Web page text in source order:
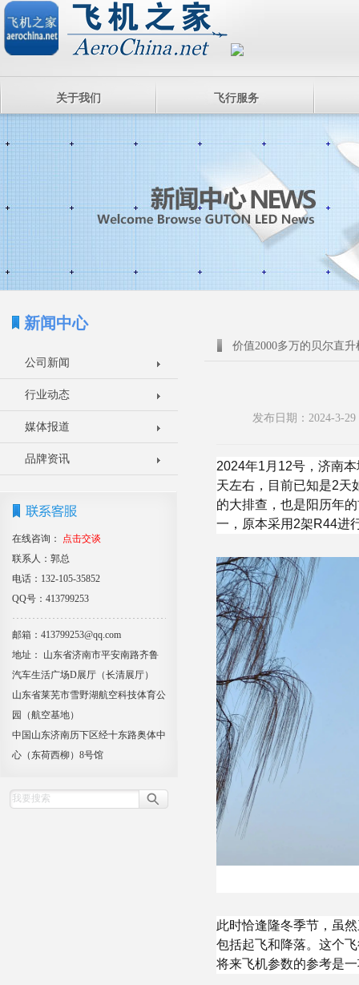
关于我们 飞行服务
新闻中心
公司新闻
行业动态
媒体报道
品牌资讯
在线咨询：
点击交谈
联系人：郭总
电话：132-105-35852
QQ号：413799253
邮箱：413799253@qq.com
地址： 山东省济南市平安南路齐鲁
汽车生活广场D展厅（长清展厅）
山东省莱芜市雪野湖航空科技体育公
园（航空基地）
中国山东济南历下区经十东路奥体中
心（东荷西柳）8号馆
价值2000多万的贝尔直
发布日期：2024-3-
2024年1月12号，济南
天左右，目前已知是2天
的大排查，也是阳历年
一，原本采用2架R44进
此时恰逢隆冬季节，虽
包括起飞和降落。这个
将来飞机参数的参考是